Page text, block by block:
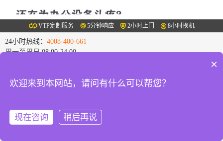
VTP定制服务 5分钟响应 2小时上门 8小时换机
24小时热线： 4008-400-661
周一至周日 08:00-24:00
长安、樟木头
×
欢迎来到本网站，请问有什么可以帮您？
现在咨询 稍后再说